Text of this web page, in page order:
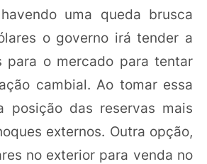
uma queda brusca
o governo irá tender a
para o mercado para tentar
cambial. Ao tomar essa
posição das reservas mais
externos. Outra opção,
no exterior para venda no